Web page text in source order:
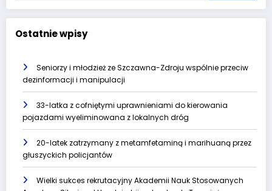
Ostatnie wpisy
Seniorzy i młodzież ze Szczawna-Zdroju wspólnie przeciw
dezinformacji i manipulacji
33-latka z cofniętymi uprawnieniami do kierowania
pojazdami wyeliminowana z lokalnych dróg
20-latek zatrzymany z metamfetaminą i marihuaną przez
głuszyckich policjantów
Wielki sukces rekrutacyjny Akademii Nauk Stosowanych